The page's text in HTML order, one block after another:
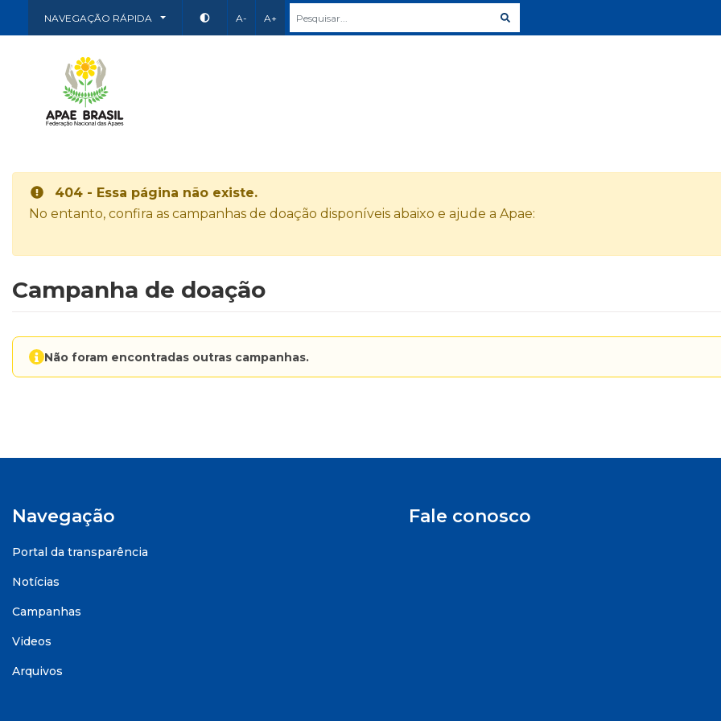
NAVEGAÇÃO RÁPIDA A- A+
404 - Essa página não existe.
No entanto, confira as campanhas de doação disponíveis abaixo e ajude a Apae:
Campanha de doação
Não foram encontradas outras campanhas.
Navegação
Portal da transparência
Notícias
Campanhas
Videos
Arquivos
Fale conosco